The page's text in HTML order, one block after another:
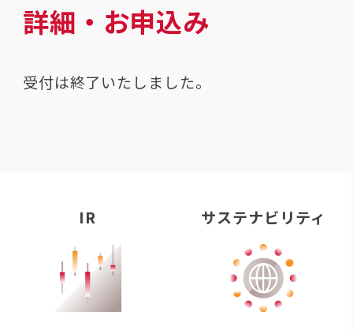
詳細・お申込み
受付は終了いたしました。
IR サステナビリティ